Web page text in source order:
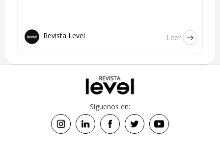
Revista Level Leer
Síguenos en: